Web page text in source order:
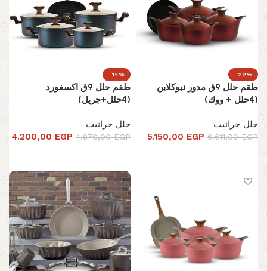
-22%
طقم حلل 9ق مدور نيوكلاين
(4حلل + ووك)
حلل جرانيت
6.611,00EGP
5.150,00 EGP
-14%
طقم حلل 9ق اكسفورد
(4حلل+جريل)
حلل جرانيت
4.870,00EGP
4.200,00 EGP